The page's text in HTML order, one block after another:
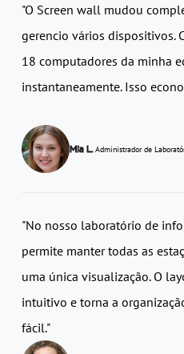
"O Screen wall mudou
gerencio vários dispositivos.
18 computadores da minha
instantaneamente. Isso
Mia L. Administrador de
"No nosso laboratório de
permite manter todas as
uma única visualização. O
intuitivo e torna a
fácil."